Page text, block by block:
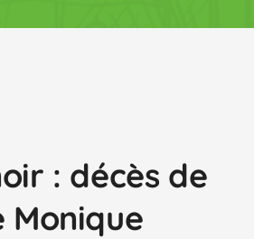
: décès de
Monique